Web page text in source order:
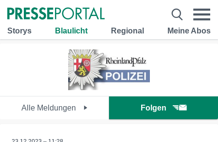
Storys Blaulicht Regional Meine Abos
Alle Meldungen Folgen